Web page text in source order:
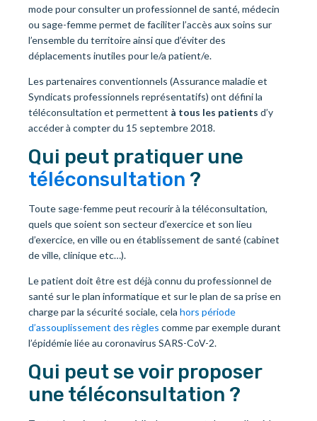
mode pour consulter un professionnel de santé, médecin
ou sage-femme permet de faciliter l’accès aux soins sur
l’ensemble du territoire ainsi que d’éviter des
déplacements inutiles pour le/a patient/e.
Les partenaires conventionnels (Assurance maladie et
Syndicats professionnels représentatifs) ont défini la
téléconsultation et permettent à tous les patients d’y
accéder à compter du 15 septembre 2018.
Qui peut pratiquer une
téléconsultation ?
Toute sage-femme peut recourir à la téléconsultation,
quels que soient son secteur d’exercice et son lieu
d’exercice, en ville ou en établissement de santé (cabinet
de ville, clinique etc…).
Le patient doit être est déjà connu du professionnel de
santé sur le plan informatique et sur le plan de sa prise en
charge par la sécurité sociale, cela hors période
d’assouplissement des règles comme par exemple durant
l’épidémie liée au coronavirus SARS-CoV-2.
Qui peut se voir proposer
une téléconsultation ?